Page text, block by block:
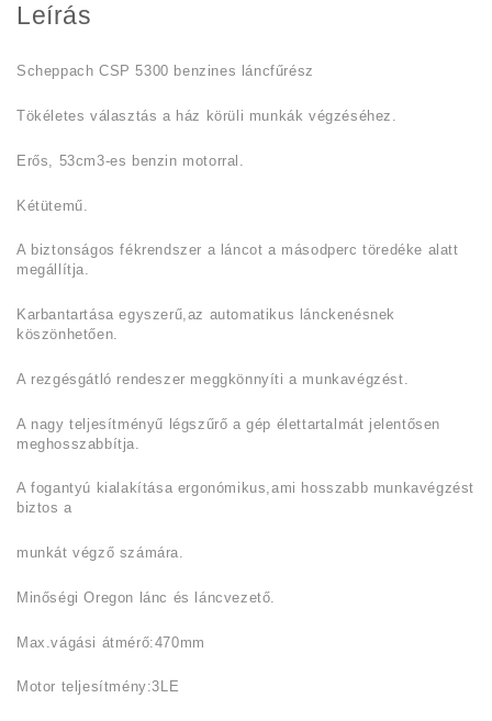
Leírás
Scheppach CSP 5300 benzines láncfűrész
Tökéletes választás a ház körüli munkák végzéséhez.
Erős, 53cm3-es benzin motorral.
Kétütemű.
A biztonságos fékrendszer a láncot a másodperc töredéke alatt
megállítja.
Karbantartása egyszerű,az automatikus lánckenésnek
köszönhetően.
A rezgésgátló rendeszer meggkönnyíti a munkavégzést.
A nagy teljesítményű légszűrő a gép élettartalmát jelentősen
meghosszabbítja.
A fogantyú kialakítása ergonómikus,ami hosszabb munkavégzést
biztos a
munkát végző számára.
Minőségi Oregon lánc és láncvezető.
Max.vágási átmérő:470mm
Motor teljesítmény:3LE